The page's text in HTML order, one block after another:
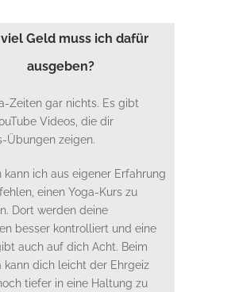
Geld muss ich dafür
ausgeben?
Zeiten gar nichts. Es gibt
Videos, die dir
Übungen zeigen.
kann ich aus eigener Erfahrung
einen Yoga-Kurs zu
Dort werden deine
besser kontrolliert und eine
auch auf dich Acht. Beim
kann dich leicht der Ehrgeiz
tiefer in eine Haltung zu